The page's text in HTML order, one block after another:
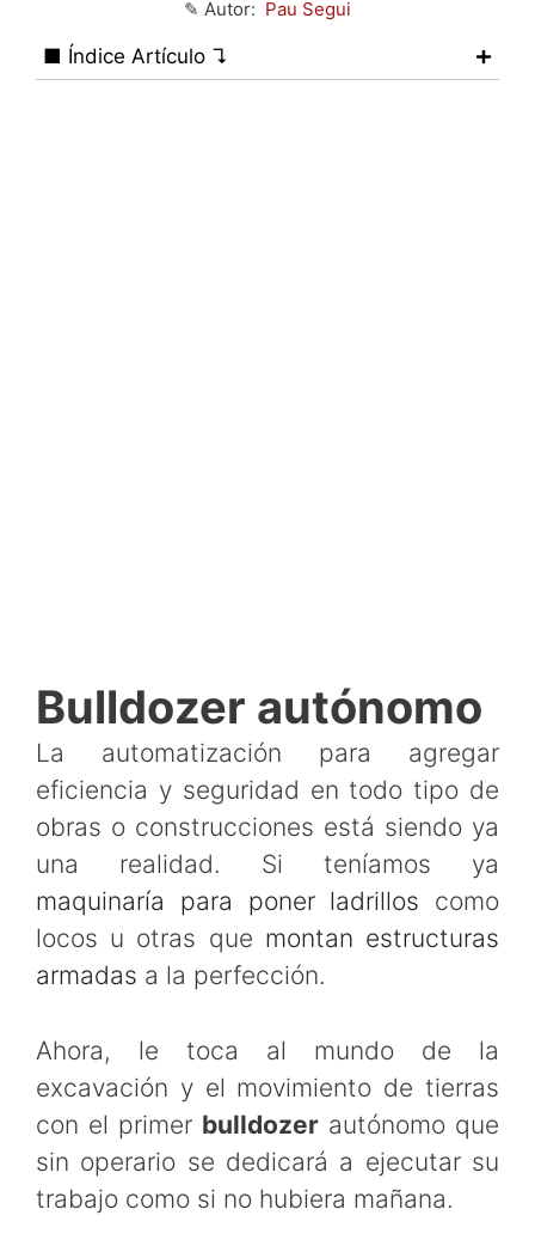
✎ Autor: Pau Segui
■ Índice Artículo ↴
Bulldozer autónomo
La automatización para agregar
eficiencia y seguridad en todo tipo de
obras o construcciones está siendo ya
una realidad. Si teníamos ya
maquinaría para poner ladrillos como
locos u otras que montan estructuras
armadas a la perfección.
Ahora, le toca al mundo de la
excavación y el movimiento de tierras
con el primer bulldozer autónomo que
sin operario se dedicará a ejecutar su
trabajo como si no hubiera mañana.